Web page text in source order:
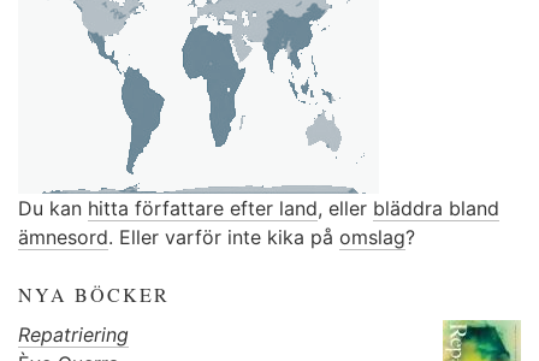
Du kan hitta författare efter land, eller bläddra bland
ämnesord. Eller varför inte kika på omslag?
NYA BÖCKER
Repatriering